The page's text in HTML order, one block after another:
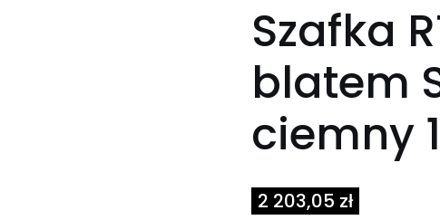
Szafka
blatem
ciemny
2 203,05 zł